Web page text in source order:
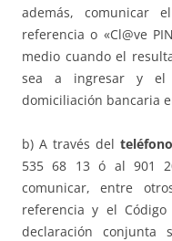
además, comunicar
referencia o «Cl@ve
medio cuando el
sea a ingresar y el
domiciliación bancaria
b) A través delteléfono
535 68 13 ó al 901
comunicar, entre
referencia y el Código
declaración